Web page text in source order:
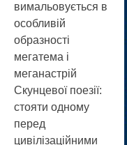
вимальовується в
особливій
образності
мегатема і
меганастрій
Скунцевої поезії:
стояти одному
перед
цивілізаційними